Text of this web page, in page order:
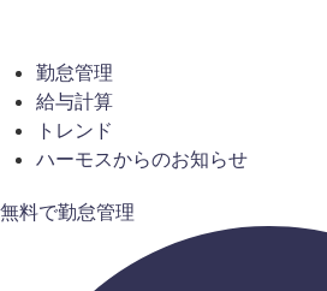
勤怠管理
給与計算
トレンド
ハーモスからのお知らせ
無料で勤怠管理